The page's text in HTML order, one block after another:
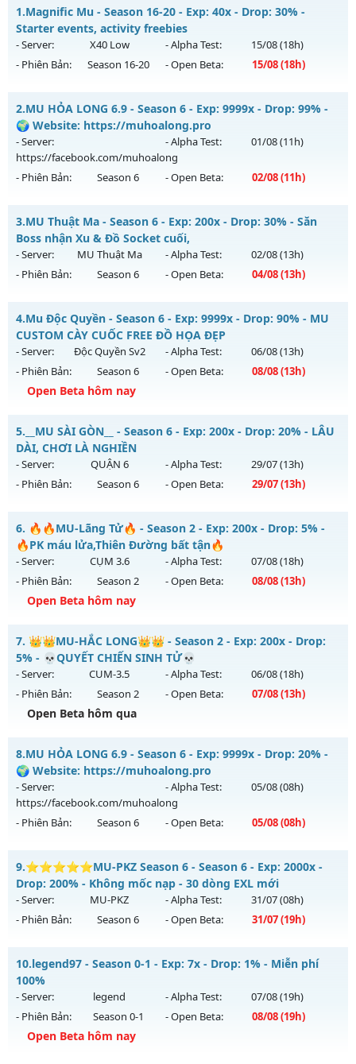
1.Magnific Mu - Season 16-20 - Exp: 40x - Drop: 30% -
Starter events, activity freebies
- Server: X40 Low - Alpha Test: 15/08(18h)
- Phiên Bản:
Season 16-20 - Open Beta: 15/08(18h)
Magnific Mu - Starter events, activity freebies
Mu mới ra tháng 08 2026 - Mở máy chủ
ngày 15/08/2626
Exp: 40x - Drop: 30%
Antihack: Mega-Anti
2.MU HỎA LONG 6.9 - Season 6 - Exp: 9999x - Drop: 99% -
🌍 Website: https://muhoalong.pro
- Server:
https://facebook.com/muhoalong
- Alpha Test: 01/08(11h)
- Phiên Bản: Season 6 - Open Beta: 02/08(11h)
MU HỎA LONG 6.9 - 🌍 Website: https://muhoalong.pro
Mu mới ra tháng 08 2026 - Mở máy chủ
https://facebook.com/muhoalongvào 11h ngày
02/08/2626
Kiểu reset: Non Reset
Thể loại: Mu Nguyên bản Webzen
Antihack: XShield
3.MU Thuật Ma - Season 6 - Exp: 200x - Drop: 30% - Săn
Boss nhận Xu & Đồ Socket cuối,
- Server: MU Thuật Ma - Alpha Test: 02/08(13h)
- Phiên Bản:
Season 6 - Open Beta: 04/08(13h)
MU Thuật Ma - Săn Boss nhận Xu & Đồ Socket cuối,
Mu mới ra tháng 08 2026 - Mở máy chủ
13h ngày 04/08/2626
Exp: 200x - Drop: 30%
Kiểu reset: Reset In Game
Thể loại: Mu Nguyên bản Webzen
Antihack: VietGuard
4.Mu Độc Quyền - Season 6 - Exp: 9999x - Drop: 90% - MU
CUSTOM CÀY CUỐC FREE ĐỒ HỌA ĐẸP
- Server: Độc Quyền Sv2 - Alpha Test: 06/08(13h)
- Phiên Bản:
Season 6 - Open Beta: 08/08(13h)
Open Beta hôm nay
Mu Độc Quyền - MU CUSTOM CÀY CUỐC FREE ĐỒ HỌA ĐẸP
Mu mới ra tháng 08 2026 - Mở máy chủ
13h ngày 08/08/2626
Exp: 9999x - Drop: 90%
Thể loại: Mu Custom thêm đồ mới
Antihack: SharkGaurd
5. __MU SÀI GÒN__ - Season 6 - Exp: 200x - Drop: 20% - LÂU
DÀI, CHƠI LÀ NGHIỀN
- Server: QUẬN 6 - Alpha Test: 29/07(13h)
- Phiên Bản:
Season 6 - Open Beta: 29/07(13h)
__MU SÀI GÒN__ - LÂU DÀI, CHƠI LÀ NGHIỀN
Mu mới ra tháng 07 2026 - Mở máy chủ
ngày 29/07/2626
Exp: 200x - Drop: 20%
Kiểu reset: Reset In Game
Thể loại: Mu Nguyên bản Webzen
Antihack: AntiShark
6. 🔥🔥MU-Lãng Tử🔥 - Season 2 - Exp: 200x - Drop: 5% -
🔥PK máu lửa,Thiên Đường bất tận🔥
- Server: CỤM 3.6 - Alpha Test: 07/08(18h)
- Phiên Bản:
Season 2 - Open Beta: 08/08(13h)
Open Beta hôm nay
🔥🔥MU-Lãng Tử🔥 - 🔥PK máu lửa,Thiên Đường bất tận🔥
Mu mới ra tháng 08 2026 - Mở máy chủ
ngày 08/08/2626
Exp: 200x - Drop: 5%
Kiểu reset: Reset In Game
Thể loại: Mu Nguyên bản Webzen
Antihack: Sharkguard
7. 👑👑MU-HẮC LONG👑👑 - Season 2 - Exp: 200x - Drop:
5% - 💀QUYẾT CHIẾN SINH TỬ💀
- Server: CUM-3.5 - Alpha Test: 06/08(18h)
- Phiên Bản:
Season 2 - Open Beta: 07/08(13h)
Open Beta hôm qua
👑👑MU-HẮC LONG👑👑 - 💀QUYẾT CHIẾN SINH TỬ💀
Mu mới ra tháng 08 2026 - Mở máy chủ
ngày 07/08/2626
Exp: 200x - Drop: 5%
Thể loại: Mu Nguyên bản Webzen
Antihack: Sharkguard
8.MU HỎA LONG 6.9 - Season 6 - Exp: 9999x - Drop: 20% -
🌍 Website: https://muhoalong.pro
- Server:
https://facebook.com/muhoalong
- Alpha Test: 05/08(08h)
- Phiên Bản: Season 6 - Open Beta: 05/08(08h)
MU HỎA LONG 6.9 - 🌍 Website: https://muhoalong.pro
Mu mới ra tháng 08 2026 - Mở máy chủ
https://facebook.com/muhoalongvào 08h ngày
05/08/2626
Kiểu reset: Non Reset
Thể loại: Mu Nguyên bản Webzen
Antihack: XShield
9.⭐⭐⭐⭐⭐MU-PKZ Season 6 - Season 6 - Exp: 2000x -
Drop: 200% - Không mốc nạp - 30 dòng EXL mới
- Server: MU-PKZ - Alpha Test: 31/07(08h)
- Phiên Bản:
Season 6 - Open Beta: 31/07(19h)
⭐⭐⭐⭐⭐MU-PKZ Season 6 - Không mốc nạp - 30 dòng
EXL mới
Mu mới ra tháng 07 2026 - Mở máy chủ
MU-PKZvào 19h
ngày 31/07/2626
Exp: 2000x - Drop: 200%
10.legend97 - Season 0-1 - Exp: 7x - Drop: 1% - Miễn phí
100%
- Server: legend - Alpha Test: 07/08(19h)
- Phiên Bản:
Season 0-1 - Open Beta: 08/08(19h)
Open Beta hôm nay